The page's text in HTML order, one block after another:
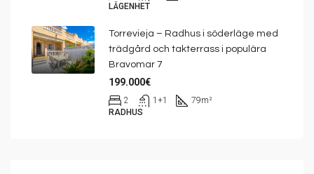
LÄGENHET
Torrevieja – Radhus i söderläge med
trädgård och takterrass i populära
Bravomar 7
199.000€
2 1+1 79m²
RADHUS